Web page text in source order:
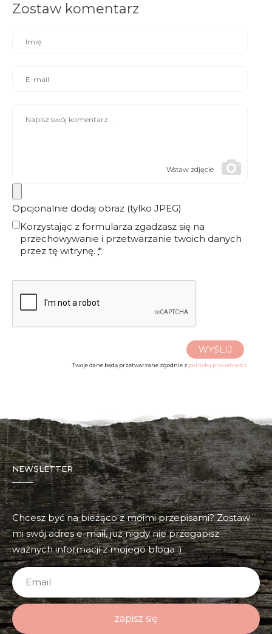
Zostaw komentarz
Wstaw zdjęcie
Opcjonalnie dodaj obraz (tylko JPEG)
Korzystając z formularza zgadzasz się na
przechowywanie i przetwarzanie twoich danych
przez tę witrynę. *
WYŚLIJ
Twoje dane będą przetwarzane zgodnie z polityką prywatności.
NEWSLETTER
Chcesz być na bieżąco z moimi przepisami? Zostaw
mi swój adres e-mail, już nigdy nie przegapisz
ważnych informacji z mojego bloga :)
zapisz się